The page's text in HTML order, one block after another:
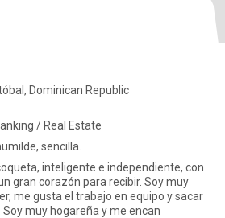
Dominican Republic
/ Real Estate
sencilla.
corazón para recibir. Soy muy
el trabajo en equipo y sacar
muy hogareña y me encan